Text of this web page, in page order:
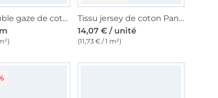
Tissu double gaze de coton Forest Animals, blanc
Tissu jersey de coton Panneau Amis des chevaux Isländer 150 x 80 cm, bleu foncé
14,07 € / unité
(11,73 € / 1 m²)